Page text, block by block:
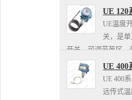
和组合连接器，温度
Viton；Kapt...
UE 120
UE温度
关，是
开关、可调节死区
Hastelloy., Monel.及
UE 400
UE 400
远传式